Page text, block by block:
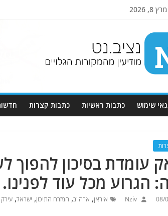
2026
שימוש כתבות ראשיות כתבות קצרות
עומדת בסיכון
הגרוע מכל עוד לפנינו.
08/
Nziv איראן, ארה"ב, המזרח התיכון, ישראל, עירק